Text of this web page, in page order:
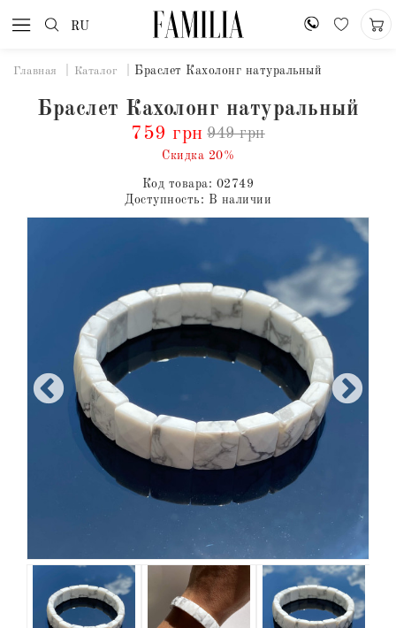
RU
Главная Каталог Браслет Кахолонг натуральный
Браслет Кахолонг натуральный
759 грн 949 грн
Скидка 20%
Код товара: 02749
Доступность: В наличии